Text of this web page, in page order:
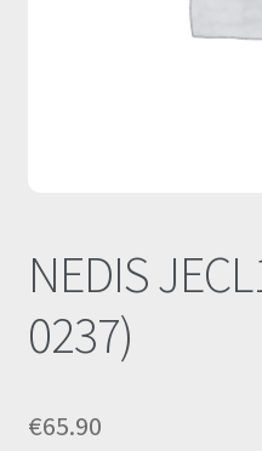
NEDIS
0237)
€65.90